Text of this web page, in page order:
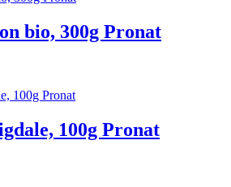
bio, 300g Pronat
100g Pronat